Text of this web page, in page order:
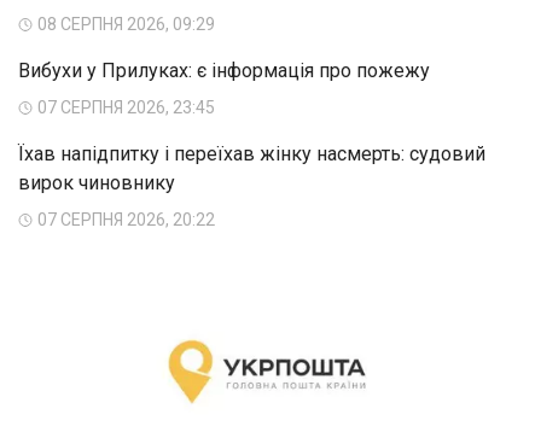
08 СЕРПНЯ 2026, 09:29
Вибухи у Прилуках: є інформація про пожежу
07 СЕРПНЯ 2026, 23:45
Їхав напідпитку і переїхав жінку насмерть: судовий
вирок чиновнику
07 СЕРПНЯ 2026, 20:22